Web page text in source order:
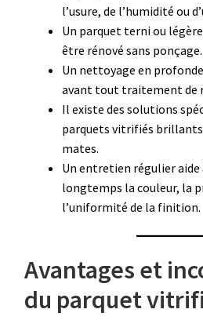
l’usure, de l’humidité ou
Un parquet terni ou
être rénové sans ponçage.
Un nettoyage en
avant tout traitement de
Il existe des solutions
parquets vitrifiés
mates.
Un entretien régulier aide
longtemps la couleur, la
l’uniformité de la finition.
Avantages et
du parquet